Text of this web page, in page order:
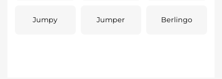
Jumpy Jumper Berlingo